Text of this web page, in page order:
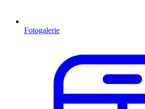
Fotogalerie